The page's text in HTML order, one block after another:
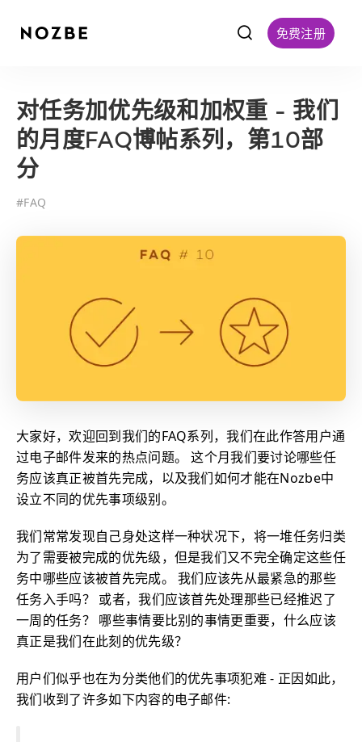
f 免费注册
对任务加优先级和加权重 - 我们
的月度FAQ博帖系列，第10部
分
#FAQ
大家好，欢迎回到我们的FAQ系列，我们在此作答用户通
过电子邮件发来的热点问题。 这个月我们要讨论哪些任
务应该真正被首先完成，以及我们如何才能在Nozbe中
设立不同的优先事项级别。
我们常常发现自己身处这样一种状况下，将一堆任务归类
为了需要被完成的优先级，但是我们又不完全确定这些任
务中哪些应该被首先完成。 我们应该先从最紧急的那些
任务入手吗？ 或者，我们应该首先处理那些已经推迟了
一周的任务？ 哪些事情要比别的事情更重要，什么应该
真正是我们在此刻的优先级？
用户们似乎也在为分类他们的优先事项犯难 - 正因如此，
我们收到了许多如下内容的电子邮件: